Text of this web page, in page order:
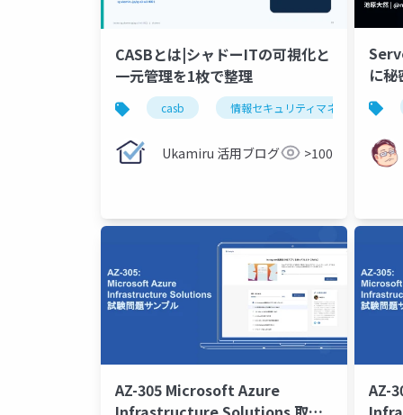
CASBとは|シャドーITの可視化と
一元管理を1枚で整理
casb 情報セキュリティマネジメント試験
Ukamiru 活用ブログ >100
に秘
のア
する
AZ-305 Microsoft Azure
AZ-